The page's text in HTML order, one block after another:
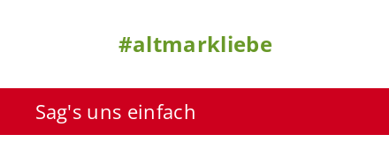
#altmarkliebe
Sag's uns einfach